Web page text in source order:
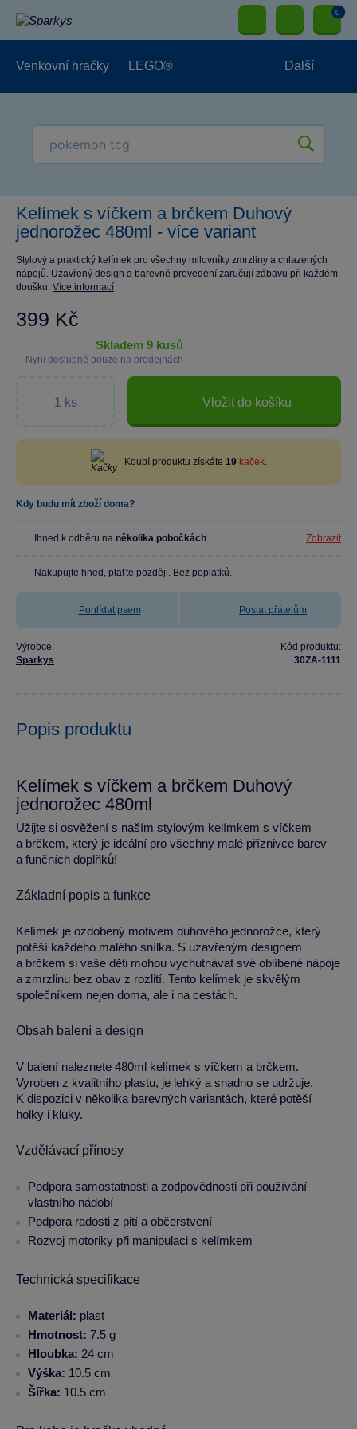
0
Venkovní hračky LEGO® Další
Kelímek s víčkem a brčkem Duhový
jednorožec 480ml - více variant
Stylový a praktický kelímek pro všechny milovníky zmrzliny a chlazených
nápojů. Uzavřený design a barevné provedení zaručují zábavu při každém
doušku. Více informací
399 Kč
skladem 9 kusů
Nyní dostupné pouze na prodejnách
Vložit do košíku
Koupí produktu získáte 19 kaček.
Kdy budu mít zboží doma?
Ihned k odběru na několika pobočkách Zobrazit
Nakupujte hned, plaťte později. Bez poplatků.
Pohlídat psem Poslat přátelům
Výrobce:
Sparkys
Kód produktu:
30ZA-1111
Popis produktu
Kelímek s víčkem a brčkem Duhový
jednorožec 480ml
Užijte si osvěžení s naším stylovým kelímkem s víčkem
a brčkem, který je ideální pro všechny malé příznivce barev
a funčních doplňků!
Základní popis a funkce
Kelímek je ozdobený motivem duhového jednorožce, který
potěší každého malého snílka. S uzavřeným designem
a brčkem si vaše děti mohou vychutnávat své oblíbené nápoje
a zmrzlinu bez obav z rozlití. Tento kelímek je skvělým
společníkem nejen doma, ale i na cestách.
Obsah balení a design
V balení naleznete 480ml kelímek s víčkem a brčkem.
Vyroben z kvalitního plastu, je lehký a snadno se udržuje.
K dispozici v několika barevných variantách, které potěší
holky i kluky.
Vzdělávací přínosy
Podpora samostatnosti a zodpovědnosti při používání
vlastního nádobí
Podpora radosti z pití a občerstvení
Rozvoj motoriky při manipulaci s kelímkem
Technická specifikace
Materiál: plast
Hmotnost: 7.5 g
Hloubka: 24 cm
Výška: 10.5 cm
Šířka: 10.5 cm